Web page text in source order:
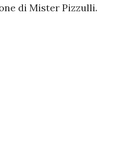
di Mister Pizzulli.